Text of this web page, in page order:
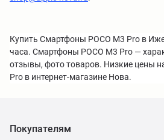
Купить Смартфоны POCO M3 Pro в
часа. Смартфоны POCO M3 Pro —
отзывы, фото товаров. Низкие цены
Pro в интернет-магазине Нова.
Покупателям